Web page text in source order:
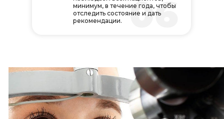
06
минимум, в течение года, чтобы
отследить состояние и дать
рекомендации.